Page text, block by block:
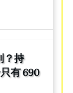
？持
有 690